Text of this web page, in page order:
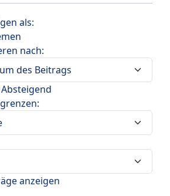
als:
nach:
Absteigend
anzeigen